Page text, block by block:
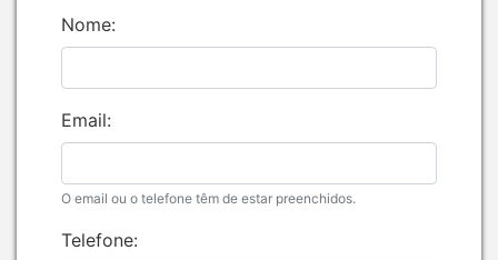
Nome:
Email:
O email ou o telefone têm de estar preenchidos.
Telefone: